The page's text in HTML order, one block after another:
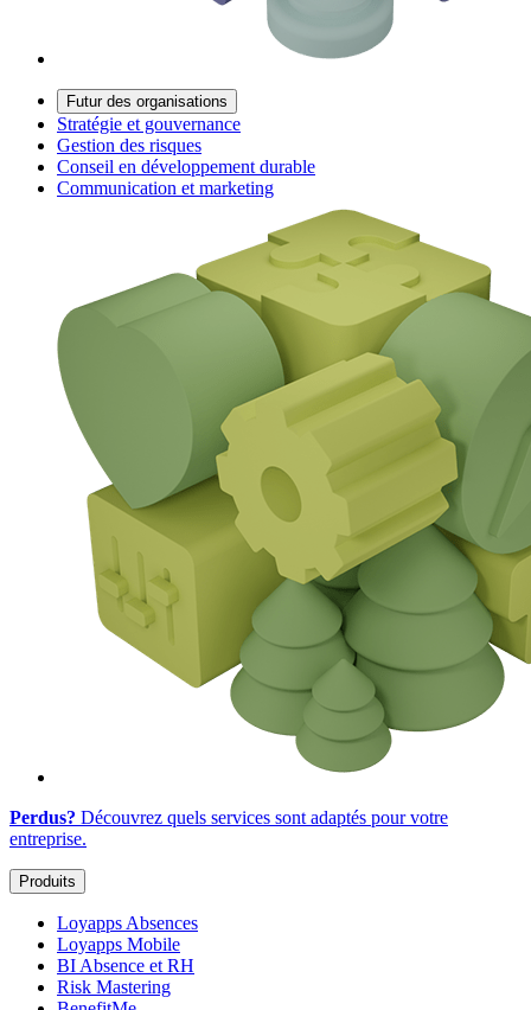
Futur des organisations
Stratégie et gouvernance
Gestion des risques
Conseil en développement durable
Communication et marketing
Perdus? Découvrez quels services sont adaptés pour votre
entreprise.
Produits
Loyapps Absences
Loyapps Mobile
BI Absence et RH
Risk Mastering